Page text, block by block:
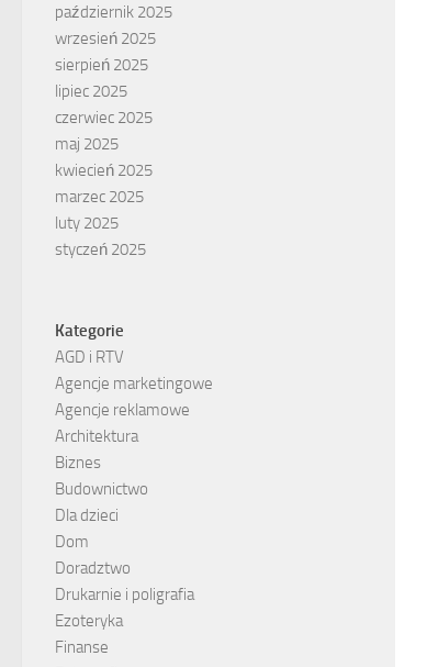
październik 2025
wrzesień 2025
sierpień 2025
lipiec 2025
czerwiec 2025
maj 2025
kwiecień 2025
marzec 2025
luty 2025
styczeń 2025
Kategorie
AGD i RTV
Agencje marketingowe
Agencje reklamowe
Architektura
Biznes
Budownictwo
Dla dzieci
Dom
Doradztwo
Drukarnie i poligrafia
Ezoteryka
Finanse